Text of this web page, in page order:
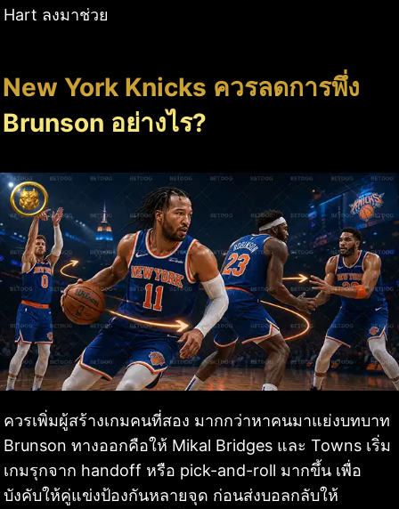
Hart ลงมาช่วย
New York Knicks ควรลดการพึ่ง
Brunson อย่างไร?
ควรเพิ่มผู้สร้างเกมคนที่สอง มากกว่าหาคนมาแย่งบทบาท
Brunson ทางออกคือให้ Mikal Bridges และ Towns เริ่ม
เกมรุกจาก handoff หรือ pick-and-roll มากขึ้น เพื่อ
บังคับให้คู่แข่งป้องกันหลายจุด ก่อนส่งบอลกลับให้